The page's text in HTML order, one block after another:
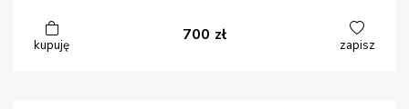
kupuję
700 zł
zapisz